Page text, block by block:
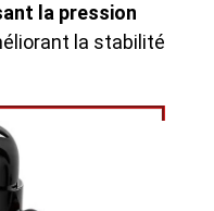
la pression
la stabilité